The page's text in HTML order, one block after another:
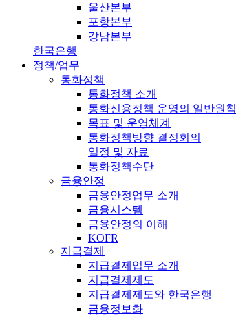
울산본부
포항본부
강남본부
한국은행
정책/업무
통화정책
통화정책 소개
통화신용정책 운영의 일반원칙
목표 및 운영체계
통화정책방향 결정회의
일정 및 자료
통화정책수단
금융안정
금융안정업무 소개
금융시스템
금융안정의 이해
KOFR
지급결제
지급결제업무 소개
지급결제제도
지급결제제도와 한국은행
금융정보화